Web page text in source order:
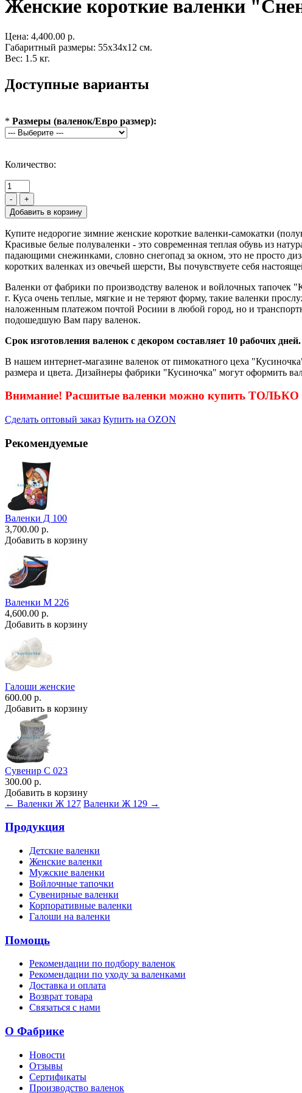
Женские короткие валенки
Цена: 4,400.00 р.
Габаритный размеры: 55x34x12 см.
Вес: 1.5 кг.
Доступные варианты
* Размеры (валенок/Евро размер):
Количество:
- +
Купите недорогие зимние женские короткие валенки-самокатки
Красивые белые полуваленки - это современная теплая обувь из
падающими снежинками, словно снегопад за окном, это не просто
коротких валенках из овечьей шерсти, Вы почувствуете себя
Валенки от фабрики по производству валенок и войлочных тапочек
г. Куса очень теплые, мягкие и не теряют форму, такие валенки
наложенным платежом почтой Росиии в любой город, но и
подошедшую Вам пару валенок.
Срок изготовления валенок с декором составляет 10 рабочих дней.
В нашем интернет-магазине валенок от пимокатного цеха
размера и цвета. Дизайнеры фабрики "Кусиночка" могут оформить
Внимание! Расшитые валенки можно купить
Сделать оптовый заказ Купить на OZON
Рекомендуемые
Валенки Д 100
3,700.00 р.
Добавить в корзину
Валенки М 226
4,600.00 р.
Добавить в корзину
Галоши женские
600.00 р.
Добавить в корзину
Сувенир С 023
300.00 р.
Добавить в корзину
← Валенки Ж 127 Валенки Ж 129 →
Продукция
Детские валенки
Женские валенки
Мужские валенки
Войлочные тапочки
Сувенирные валенки
Корпоративные валенки
Галоши на валенки
Помощь
Рекомендации по подбору валенок
Рекомендации по уходу за валенками
Доставка и оплата
Возврат товара
Связаться с нами
О Фабрике
Новости
Отзывы
Сертификаты
Производство валенок